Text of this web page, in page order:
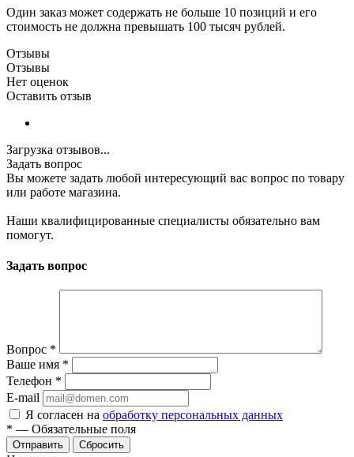
Один заказ может содержать не больше 10 позиций и его
стоимость не должна превышать 100 тысяч рублей.
Отзывы
Отзывы
Нет оценок
Оставить отзыв
Загрузка отзывов...
Задать вопрос
Вы можете задать любой интересующий вас вопрос по товару
или работе магазина.
Наши квалифицированные специалисты обязательно вам
помогут.
Задать вопрос
Вопрос *
Ваше имя *
Телефон *
E-mail
Я согласен на обработку персональных данных
* — Обязательные поля
Отправить Сбросить